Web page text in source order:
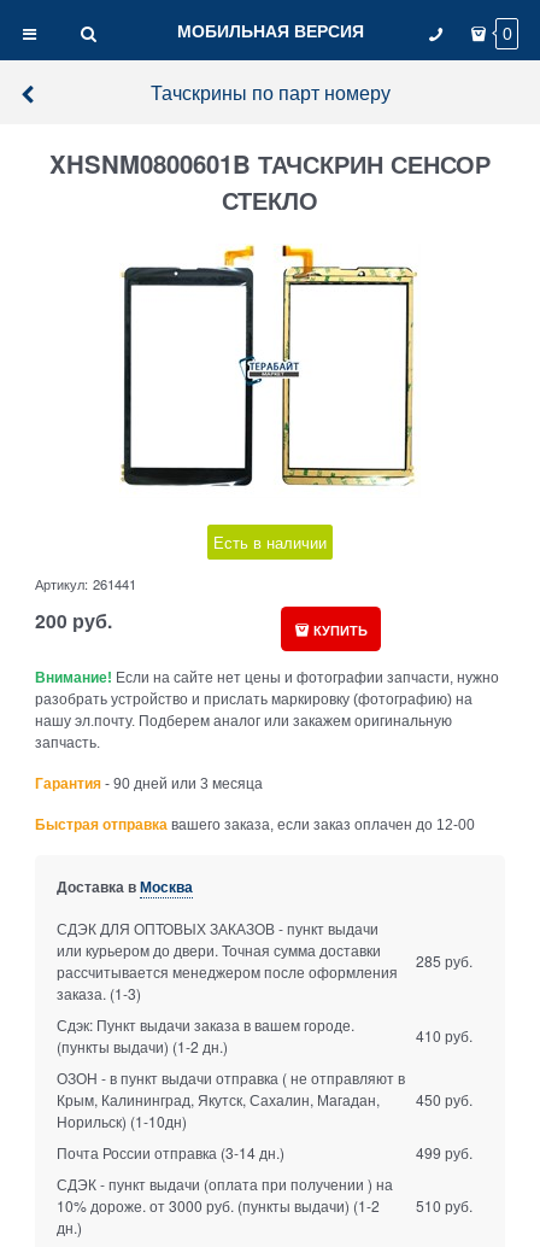
МОБИЛЬНАЯ ВЕРСИЯ 0
Тачскрины по парт номеру
XHSNM0800601B ТАЧСКРИН СЕНСОР
СТЕКЛО
Есть в наличии
Артикул: 261441
200 руб. КУПИТЬ
Внимание! Если на сайте нет цены и фотографии запчасти, нужно
разобрать устройство и прислать маркировку (фотографию) на
нашу эл.почту. Подберем аналог или закажем оригинальную
запчасть.
Гарантия - 90 дней или 3 месяца
Быстрая отправка вашего заказа, если заказ оплачен до 12-00
Доставка вМосква
СДЭК ДЛЯ ОПТОВЫХ ЗАКАЗОВ - пункт выдачи
или курьером до двери. Точная сумма доставки
рассчитывается менеджером после оформления
заказа. (1-3)
285 руб.
Сдэк: Пункт выдачи заказа в вашем городе.
(пункты выдачи) (1-2 дн.)
410 руб.
ОЗОН - в пункт выдачи отправка ( не отправляют в
Крым, Калининград, Якутск, Сахалин, Магадан,
Норильск) (1-10дн)
450 руб.
Почта России отправка (3-14 дн.)
499 руб.
СДЭК - пункт выдачи (оплата при получении ) на
10% дороже. от 3000 руб. (пункты выдачи) (1-2
дн.)
510 руб.